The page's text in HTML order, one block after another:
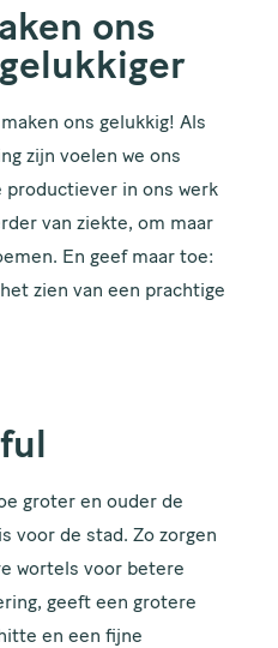
ons
ons gelukkig! Als
zijn voelen we ons
productiever in ons werk
van ziekte, om maar
En geef maar toe:
zien van een prachtige
groter en ouder de
voor de stad. Zo zorgen
wortels voor betere
geeft een grotere
en een fijne
en groene
je dan aan.